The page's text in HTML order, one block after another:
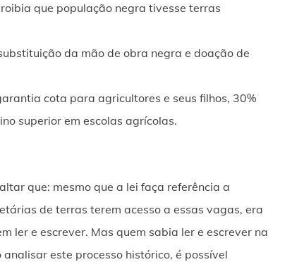
que população negra tivesse terras
da mão de obra negra e doação de
cota para agricultores e seus filhos, 30%
superior em escolas agrícolas.
que: mesmo que a lei faça referência a
de terras terem acesso a essas vagas, era
ler e escrever. Mas quem sabia ler e escrever na
este processo histórico, é possível